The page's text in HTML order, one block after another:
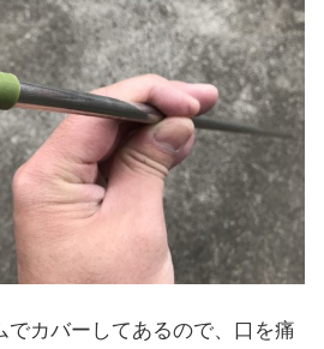
でカバーしてあるので、口を痛